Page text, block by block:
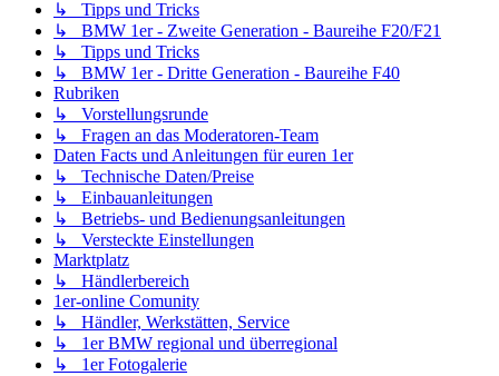
↳ Tipps und Tricks
↳ BMW 1er - Zweite Generation - Baureihe F20/F21
↳ Tipps und Tricks
↳ BMW 1er - Dritte Generation - Baureihe F40
Rubriken
↳ Vorstellungsrunde
↳ Fragen an das Moderatoren-Team
Daten Facts und Anleitungen für euren 1er
↳ Technische Daten/Preise
↳ Einbauanleitungen
↳ Betriebs- und Bedienungsanleitungen
↳ Versteckte Einstellungen
Marktplatz
↳ Händlerbereich
1er-online Comunity
↳ Händler, Werkstätten, Service
↳ 1er BMW regional und überregional
↳ 1er Fotogalerie